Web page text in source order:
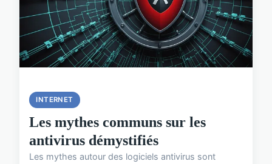
INTERNET
Les mythes communs sur les
antivirus démystifiés
Les mythes autour des logiciels antivirus sont